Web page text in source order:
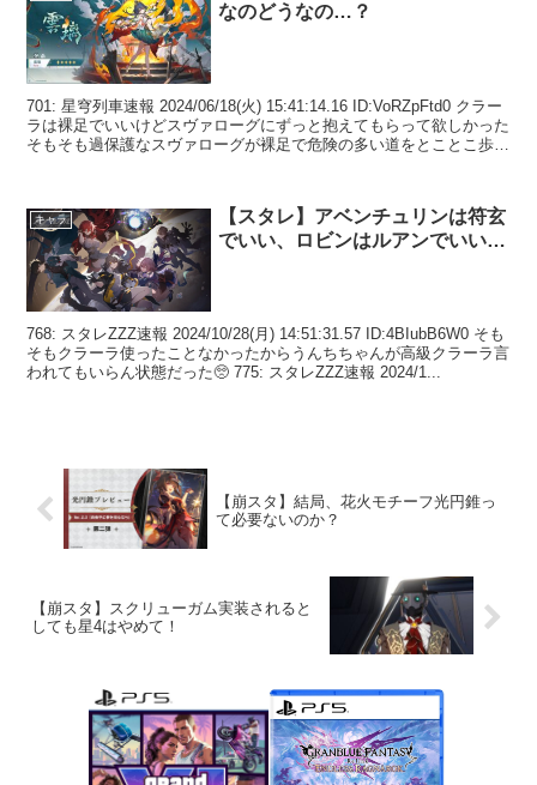
なのどうなの…？
701: 星穹列車速報 2024/06/18(火) 15:41:14.16 ID:VoRZpFtd0 クラー
ラは裸足でいいけどスヴァローグにずっと抱えてもらって欲しかった
そもそも過保護なスヴァローグが裸足で危険の多い道をとことこ歩か
キャラ
【スタレ】アベンチュリンは符玄
でいい、ロビンはルアンでいい…
768: スタレZZZ速報 2024/10/28(月) 14:51:31.57 ID:4BIubB6W0 そも
そもクラーラ使ったことなかったからうんちちゃんが高級クラーラ言
われてもいらん状態だった🥺 775: スタレZZZ速報 2024/1...
【崩スタ】結局、花火モチーフ光円錐っ
て必要ないのか？
【崩スタ】スクリューガム実装されると
しても星4はやめて！